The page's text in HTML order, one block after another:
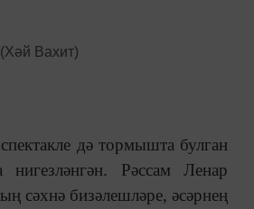
дә тормышта булган
нигезләнгән. Рәссам Ленар
сәхнә бизәлешләре, әсәрнең